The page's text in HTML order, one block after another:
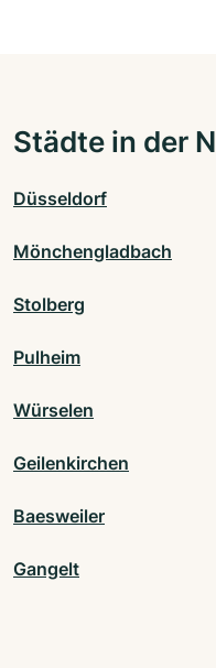
Städte in der
Düsseldorf
Mönchengladbach
Stolberg
Pulheim
Würselen
Geilenkirchen
Baesweiler
Gangelt